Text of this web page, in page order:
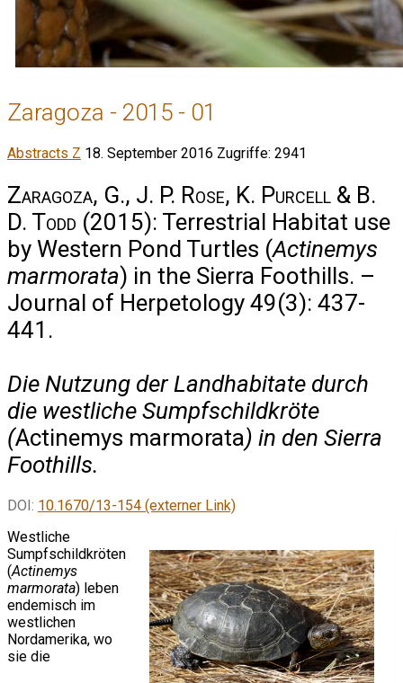
Zaragoza - 2015 - 01
Abstracts Z 18. September 2016 Zugriffe: 2941
Zaragoza, G., J. P. Rose, K. Purcell & B.
D. Todd (2015): Terrestrial Habitat use
by Western Pond Turtles (Actinemys
marmorata) in the Sierra Foothills. –
Journal of Herpetology 49(3): 437-
441.
Die Nutzung der Landhabitate durch
die westliche Sumpfschildkröte
(Actinemys marmorata) in den Sierra
Foothills.
DOI: 10.1670/13-154 (externer Link)
Westliche
Sumpfschildkröten
(Actinemys
marmorata) leben
endemisch im
westlichen
Nordamerika, wo
sie die